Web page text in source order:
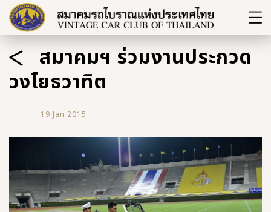
สมาคมฯ ร่วมงานประกวด
วงโยธวาทิต
19 Jan 2015